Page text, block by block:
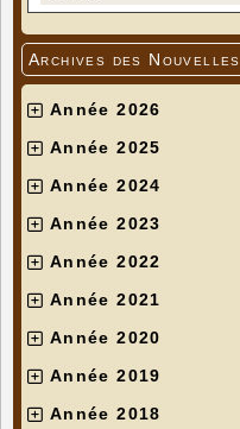
Archives des Nouvelles
Année 2026
Année 2025
Année 2024
Année 2023
Année 2022
Année 2021
Année 2020
Année 2019
Année 2018